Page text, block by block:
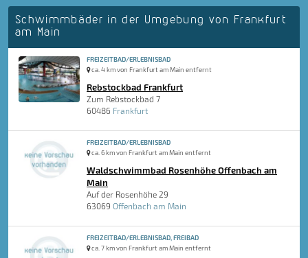
Schwimmbäder in der Umgebung von Frankfurt
am Main
FREIZEITBAD/ERLEBNISBAD
ca. 4 km von Frankfurt am Main entfernt
Rebstockbad Frankfurt
Zum Rebstockbad 7
60486 Frankfurt
FREIZEITBAD/ERLEBNISBAD
ca. 6 km von Frankfurt am Main entfernt
Waldschwimmbad Rosenhöhe Offenbach am
Main
Auf der Rosenhöhe 29
63069 Offenbach am Main
FREIZEITBAD/ERLEBNISBAD, FREIBAD
ca. 7 km von Frankfurt am Main entfernt